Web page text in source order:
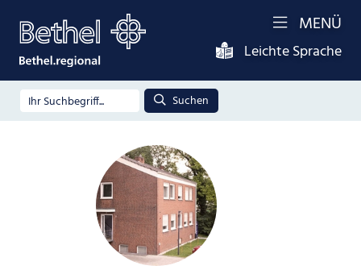
Leichte Sprache
MENÜ
Suchen